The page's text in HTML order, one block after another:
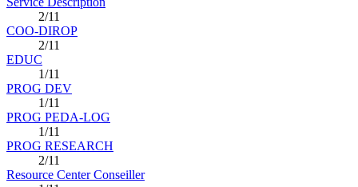
2/11
COO-DIROP
2/11
EDUC
1/11
PROG DEV
1/11
PROG PEDA-LOG
1/11
PROG RESEARCH
2/11
Resource Center Conseiller